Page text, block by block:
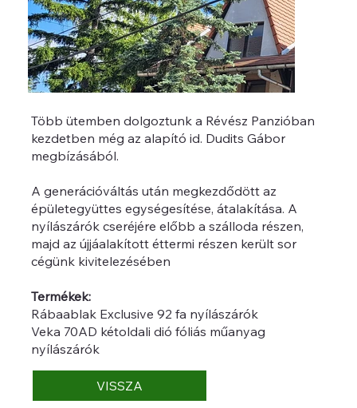
Több ütemben dolgoztunk a Révész Panzióban
kezdetben még az alapító id. Dudits Gábor
megbízásából.
A generációváltás után megkezdődött az
épületegyüttes egységesítése, átalakítása. A
nyílászárók cseréjére előbb a szálloda részen,
majd az újjáalakított éttermi részen került sor
cégünk kivitelezésében
Termékek:
Rábaablak Exclusive 92 fa nyílászárók
Veka 70AD kétoldali dió fóliás műanyag
nyílászárók
VISSZA